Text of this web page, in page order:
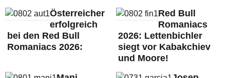
Österreicher
erfolgreich
bei den Red Bull
Romaniacs 2026:
Red Bull
Romaniacs
2026: Lettenbichler
siegt vor Kabakchiev
und Moore!